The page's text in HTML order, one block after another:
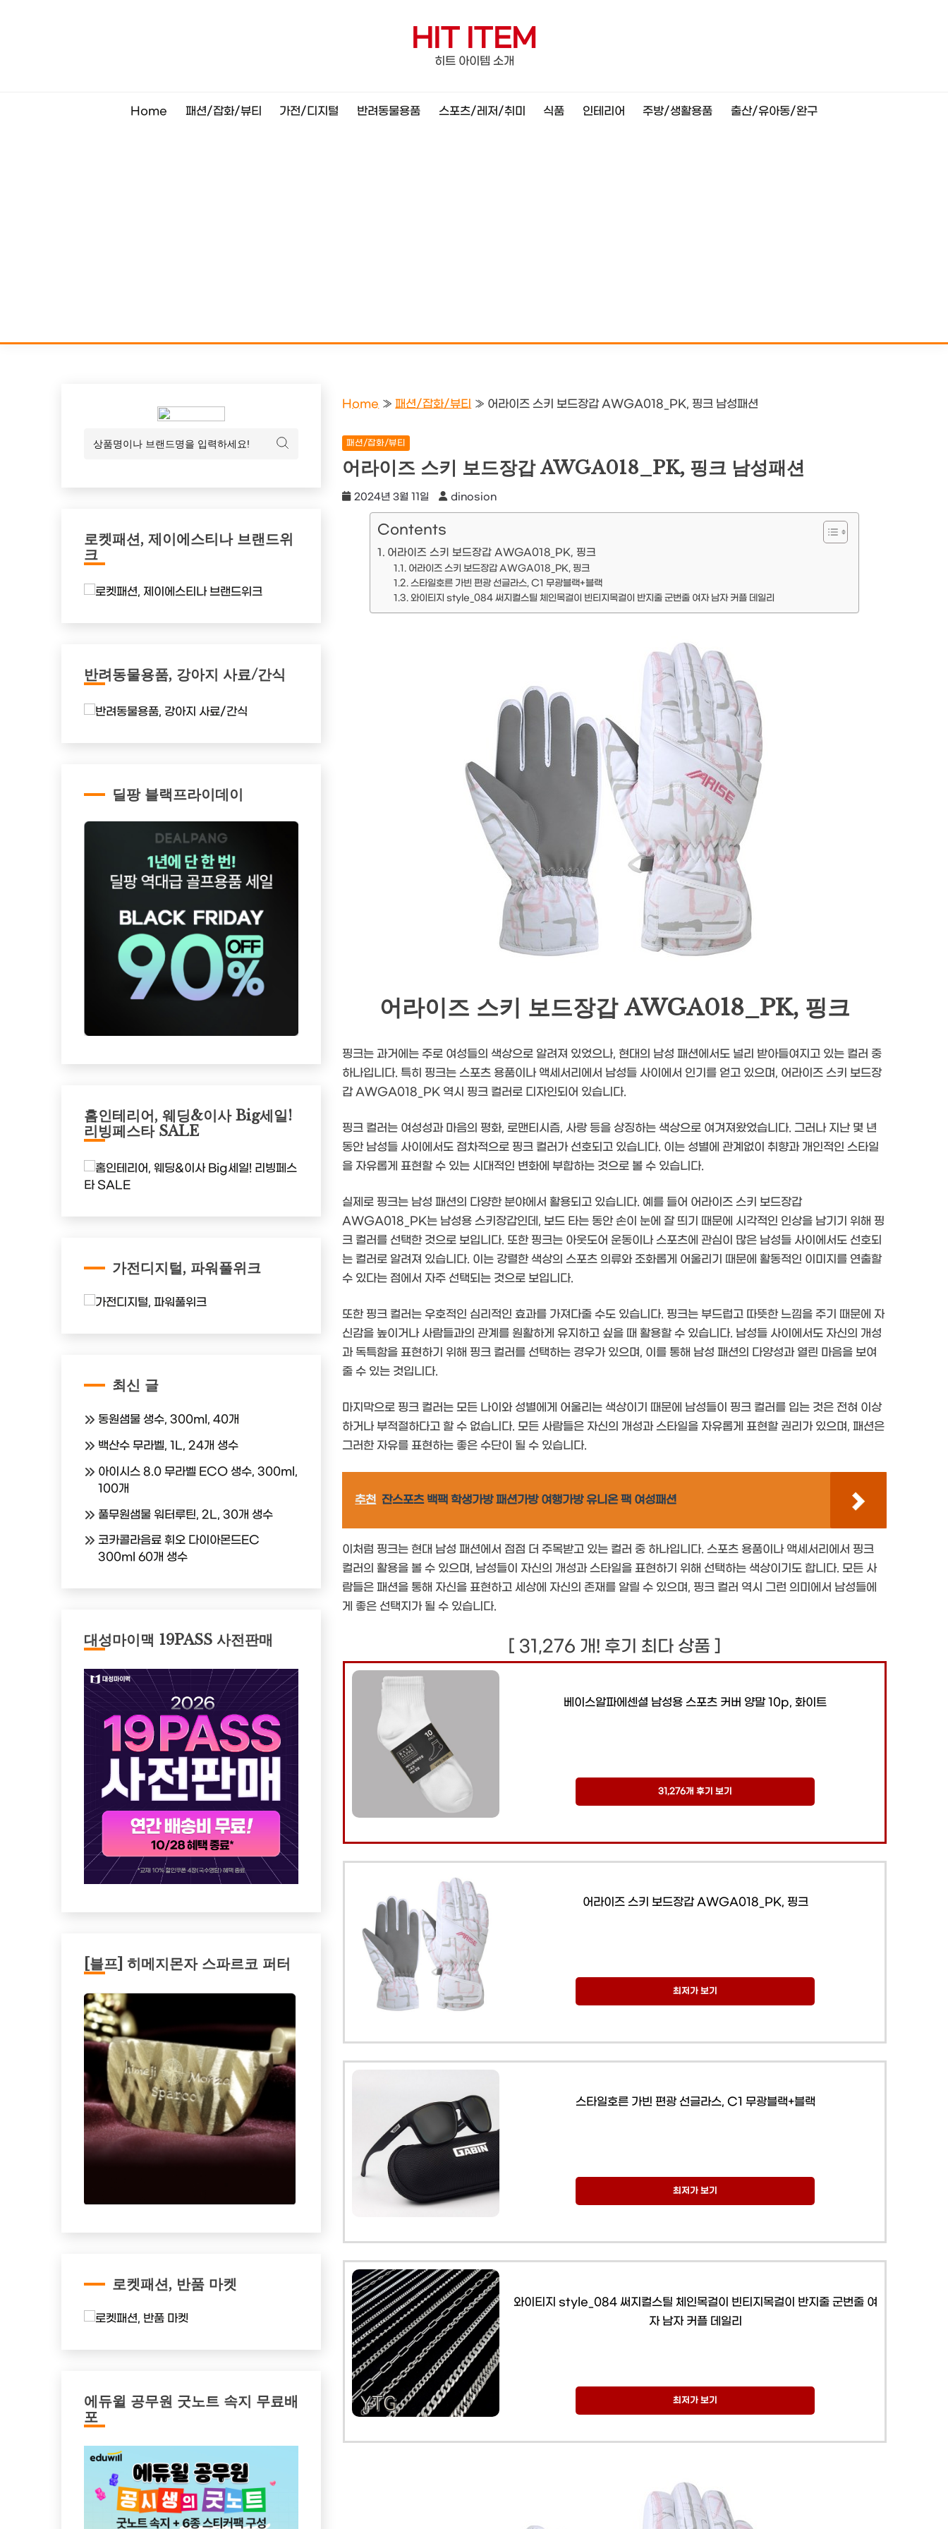
HIT ITEM
히트 아이템 소개
Home 패션/잡화/뷰티 가전/디지털 반려동물용품 스포츠/레저/취미 식품 인테리어 주방/생활용품 출산/유아동/완구
Home »패션/잡화/뷰티 » 어라이즈 스키 보드장갑 AWGA018_PK, 핑크 남성패션
패션/잡화/뷰티
어라이즈 스키 보드장갑 AWGA018_PK, 핑크 남성패션
2024년 3월 11일 dinosion
Contents
어라이즈 스키 보드장갑 AWGA018_PK, 핑크
어라이즈 스키 보드장갑 AWGA018_PK, 핑크
스타일호른 가빈 편광 선글라스, C1 무광블랙+블랙
와이티지 style_084 써지컬스틸 체인목걸이 빈티지목걸이 반지줄 군번줄 여자 남자 커플 데일리
어라이즈 스키 보드장갑 AWGA018_PK, 핑크
핑크는 과거에는 주로 여성들의 색상으로 알려져 있었으나, 현대의 남성 패션에서도 널리 받아들여지고 있는 컬러 중
하나입니다. 특히 핑크는 스포츠 용품이나 액세서리에서 남성들 사이에서 인기를 얻고 있으며, 어라이즈 스키 보드장
갑 AWGA018_PK 역시 핑크 컬러로 디자인되어 있습니다.
핑크 컬러는 여성성과 마음의 평화, 로맨티시즘, 사랑 등을 상징하는 색상으로 여겨져왔었습니다. 그러나 지난 몇 년
동안 남성들 사이에서도 점차적으로 핑크 컬러가 선호되고 있습니다. 이는 성별에 관계없이 취향과 개인적인 스타일
을 자유롭게 표현할 수 있는 시대적인 변화에 부합하는 것으로 볼 수 있습니다.
실제로 핑크는 남성 패션의 다양한 분야에서 활용되고 있습니다. 예를 들어 어라이즈 스키 보드장갑
AWGA018_PK는 남성용 스키장갑인데, 보드 타는 동안 손이 눈에 잘 띄기 때문에 시각적인 인상을 남기기 위해 핑
크 컬러를 선택한 것으로 보입니다. 또한 핑크는 아웃도어 운동이나 스포츠에 관심이 많은 남성들 사이에서도 선호되
는 컬러로 알려져 있습니다. 이는 강렬한 색상의 스포츠 의류와 조화롭게 어울리기 때문에 활동적인 이미지를 연출할
수 있다는 점에서 자주 선택되는 것으로 보입니다.
또한 핑크 컬러는 우호적인 심리적인 효과를 가져다줄 수도 있습니다. 핑크는 부드럽고 따뜻한 느낌을 주기 때문에 자
신감을 높이거나 사람들과의 관계를 원활하게 유지하고 싶을 때 활용할 수 있습니다. 남성들 사이에서도 자신의 개성
과 독특함을 표현하기 위해 핑크 컬러를 선택하는 경우가 있으며, 이를 통해 남성 패션의 다양성과 열린 마음을 보여
줄 수 있는 것입니다.
마지막으로 핑크 컬러는 모든 나이와 성별에게 어울리는 색상이기 때문에 남성들이 핑크 컬러를 입는 것은 전혀 이상
하거나 부적절하다고 할 수 없습니다. 모든 사람들은 자신의 개성과 스타일을 자유롭게 표현할 권리가 있으며, 패션은
그러한 자유를 표현하는 좋은 수단이 될 수 있습니다.
추천 잔스포츠 백팩 학생가방 패션가방 여행가방 유니온 팩 여성패션
이처럼 핑크는 현대 남성 패션에서 점점 더 주목받고 있는 컬러 중 하나입니다. 스포츠 용품이나 액세서리에서 핑크
컬러의 활용을 볼 수 있으며, 남성들이 자신의 개성과 스타일을 표현하기 위해 선택하는 색상이기도 합니다. 모든 사
람들은 패션을 통해 자신을 표현하고 세상에 자신의 존재를 알릴 수 있으며, 핑크 컬러 역시 그런 의미에서 남성들에
게 좋은 선택지가 될 수 있습니다.
[ 31,276 개! 후기 최다 상품 ]
베이스알파에센셜 남성용 스포츠 커버 양말 10p, 화이트
31,276개 후기 보기
어라이즈 스키 보드장갑 AWGA018_PK, 핑크
최저가 보기
스타일호른 가빈 편광 선글라스, C1 무광블랙+블랙
최저가 보기
와이티지 style_084 써지컬스틸 체인목걸이 빈티지목걸이 반지줄 군번줄 여
자 남자 커플 데일리
최저가 보기
로켓패션, 제이에스티나 브랜드위
크
반려동물용품, 강아지 사료/간식
딜팡 블랙프라이데이
홈인테리어, 웨딩&이사 Big세일!
리빙페스타 SALE
가전디지털, 파워풀위크
최신 글
동원샘물 생수, 300ml, 40개
백산수 무라벨, 1L, 24개 생수
아이시스 8.0 무라벨 ECO 생수, 300ml,
100개
풀무원샘물 워터루틴, 2L, 30개 생수
코카콜라음료 휘오 다이아몬드EC
300ml 60개 생수
대성마이맥 19PASS 사전판매
[블프] 히메지몬자 스파르코 퍼터
로켓패션, 반품 마켓
에듀윌 공무원 굿노트 속지 무료배
포